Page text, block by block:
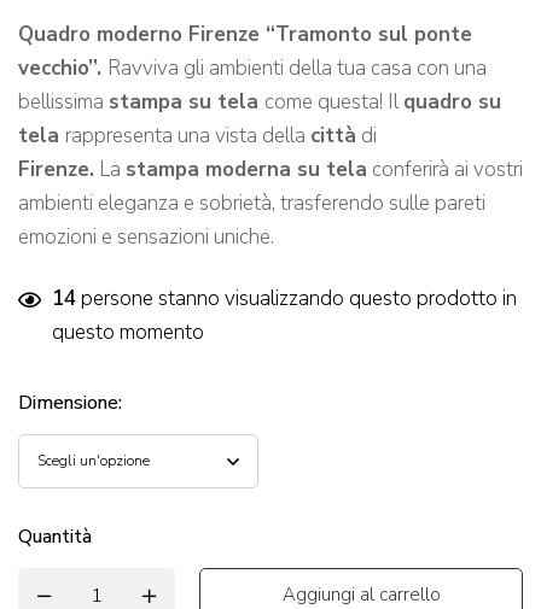
Quadro moderno Firenze “Tramonto sul ponte
vecchio”. Ravviva gli ambienti della tua casa con una
bellissima stampa su tela come questa! Ilquadro su
tela rappresenta una vista della città di
Firenze. La stampa moderna su tela conferirà ai vostri
ambienti eleganza e sobrietà, trasferendo sulle pareti
emozioni e sensazioni uniche.
14persone stanno visualizzando questo prodotto in
questo momento
Dimensione:
Quantità
Aggiungi al carrello